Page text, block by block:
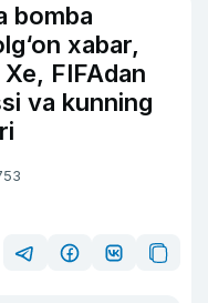
bomba
xabar,
FIFAdan
va kunning